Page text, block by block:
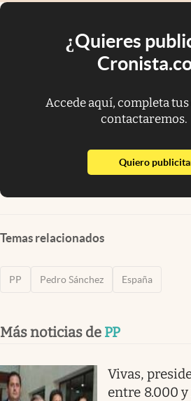
¿Quieres
Accede aquí, completa tus
contactaremos.
Quiero
Temas relacionados
PP Pedro Sánchez España
Más noticias de PP
Vivas,
entre 8.000 y